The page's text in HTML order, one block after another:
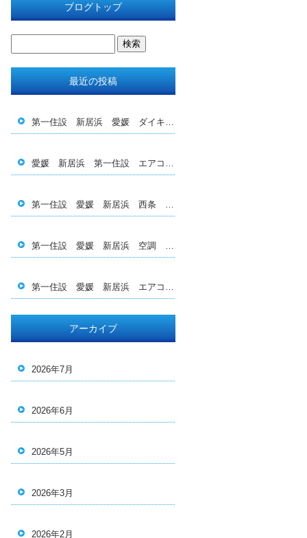
ブログトップ
最近の投稿
第一住設 新居浜 愛媛 ダイキン エアコン 空調 三 菱 日立 工事 設計 メンテナンス 保守 補助金 助 成金 施工 管理 新匠会 西条 四国中央 今治 電気 換気 全熱交換 結露対策 育成 転職 求人 休日 休暇 BBQ
愛媛 新居浜 第一住設 エアコン エコキュート 空調 電気 施工 設計 メンテナンス 保守 換気 補助金 助成金 人材 転職 求人 ダイキン 日立 三菱 Pan asonic 2027年問題 スポット 工事 業務用 家庭用
第一住設 愛媛 新居浜 西条 四国中央 エアコン 空 調 換気 電気 工事 施工 福利厚生 社員募集 若手 育成 ダイキン 三菱 日立 ダクト 設計 メンテナン ス 洗浄 掃除 旅行 飲み会 給料 今治 松山 香川 新匠会
第一住設 愛媛 新居浜 空調 エアコン 電気 工事 施工 保守 メンテナンス 熱中症対策 空調服 ダイキ ン 三菱 日立 Panasonic エコキュート 業務用 求人 転職 若手育成 福利厚生 換気 西条 四国中央 今治 社員 現場管理
第一住設 愛媛 新居浜 エアコン 空調 電気 工事 施工 設計 保守 メンテナンス 洗浄 西条 四国中央 今治 松山 高松 2027年 問題 家庭用 業務用 換 気 フィルター 更新 買い替え ダイキン 三菱 日立 Panasonic スイッチ 人材育成 人手不足 福利厚生 休 日 社員旅行 熱中症 情熱 重工 電力 工場見学
アーカイブ
2026年7月
2026年6月
2026年5月
2026年3月
2026年2月